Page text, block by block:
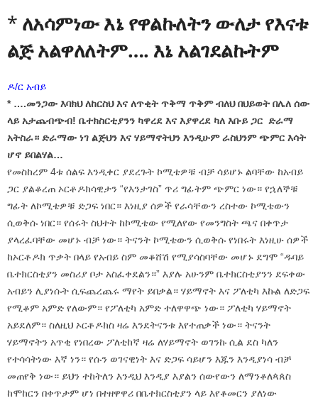
* ለአሳምነው እኔ የዋልኩለትን ውለታ የእናቱ
ልጅ አልዋለለትም…. እኔ አልገደልኩትም
ዶ/ር አብይ
* ….መንጋው እባክህ ለከርስህ እና ለጥቂት ጥቅማ ጥቅም ብለህ በህይወት በሌለ ሰው
ላይ አታጨብጭብ! ቤተክስርቲያንን ካዋረደ እና እያዋረደ ካለ እቡይ ጋር ድራማ
አትስራ። ድራማው ነገ ልጅህን እና ሃይማኖትህን እንዲሁም ራስህንም ጭምር እሳት
ሆኖ ይበልሃል…
የመስከረም 4ቱ ሰልፍ እንዲቀር ያደረጉት ኮሚቴዎቹ ብቻ ሳይሆኑ ልባቸው ከአብይ
ጋር ያልቆረጠ ኦርቶዶክሳዊታን “የእንታገስ” ጥሪ ግፊትም ጭምር ነው። የኋለኞቹ
ግፊት ለኮሚቴዎቹ ድጋፍ ነበር። እነዚያ ሰዎች የራሳቸውን ረስተው ኮሚቴውን
ሲወቅሱ ነበር። የሰሩት ስህተት ከኮሚቴው የሚለየው የመንግስት ጫና በቀጥታ
ያላረፈባቸው መሆኑ ብቻ ነው። ትናንት ኮሚቴውን ሲወቅሱ የነበሩት እነዚሁ ሰዎች
ከኦርቶዶክ ጥቃት በላይ የአብይ ስም መቆሸሽ የሚያሳስባቸው መሆኑ ደግሞ “ዱባይ
ቤተክርስቲያን መስሪያ ቦታ አስፈቀደልን።” እያሉ አሁንም ቤተክርስቲያንን ደፍቀው
አብይን ሊያነሱት ሲፍጨረጨሩ ማየት ይበቃል። ሃይማኖት እና ፖለቲካ እኩል ለድጋፍ
የሚቆም አምድ የለውም። የፖለቲካ አምድ ተለዋዋጭ ነው። ፖለቲካ ሃይማኖት
አይደለም። ስለዚህ ኦርቶዶክስ ዛሬ እንደትናንቱ እየተጠቃች ነው። ትናንት
ሃይማኖትን አጥቂ የነበረው ፖለቲከኛ ዛሬ ለሃይማኖት ወገንኩ ሲል ደስ ካለን
የተሳሳትነው እኛ ነን። የሱን ወገናዊነት እና ድጋፍ ሳይሆን እጁን እንዲያነሳ ብቻ
መጠየቅ ነው። ይህን ተከትለን እንዲህ እንዲያ እያልን ሰውየውን ለማንቆለጳጰስ
ከሞከርን በቀጥታም ሆነ በተዘዋዋሪ በቤተክርስቲያን ላይ እየቆመርን ያለነው